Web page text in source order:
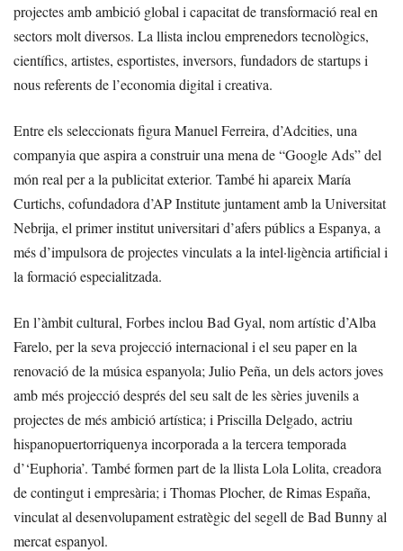
projectes amb ambició global i capacitat de transformació real en
sectors molt diversos. La llista inclou emprenedors tecnològics,
científics, artistes, esportistes, inversors, fundadors de startups i
nous referents de l’economia digital i creativa.
Entre els seleccionats figura Manuel Ferreira, d’Adcities, una
companyia que aspira a construir una mena de “Google Ads” del
món real per a la publicitat exterior. També hi apareix María
Curtichs, cofundadora d’AP Institute juntament amb la Universitat
Nebrija, el primer institut universitari d’afers públics a Espanya, a
més d’impulsora de projectes vinculats a la intel·ligència artificial i
la formació especialitzada.
En l’àmbit cultural, Forbes inclou Bad Gyal, nom artístic d’Alba
Farelo, per la seva projecció internacional i el seu paper en la
renovació de la música espanyola; Julio Peña, un dels actors joves
amb més projecció després del seu salt de les sèries juvenils a
projectes de més ambició artística; i Priscilla Delgado, actriu
hispanopuertorriquenya incorporada a la tercera temporada
d’‘Euphoria’. També formen part de la llista Lola Lolita, creadora
de contingut i empresària; i Thomas Plocher, de Rimas España,
vinculat al desenvolupament estratègic del segell de Bad Bunny al
mercat espanyol.